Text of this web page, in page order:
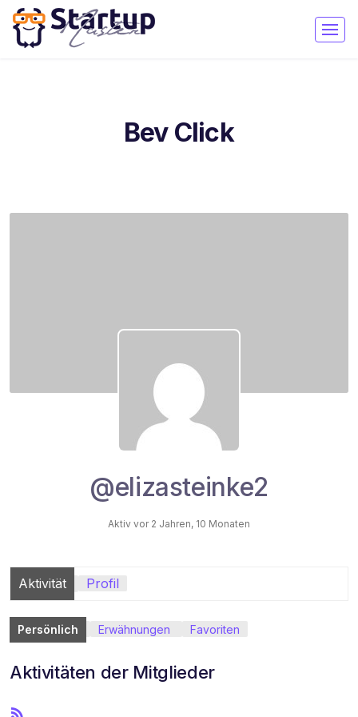
Bev Click
@elizasteinke2
Aktiv vor 2 Jahren, 10 Monaten
Aktivität Profil
Persönlich Erwähnungen Favoriten
Aktivitäten der Mitglieder